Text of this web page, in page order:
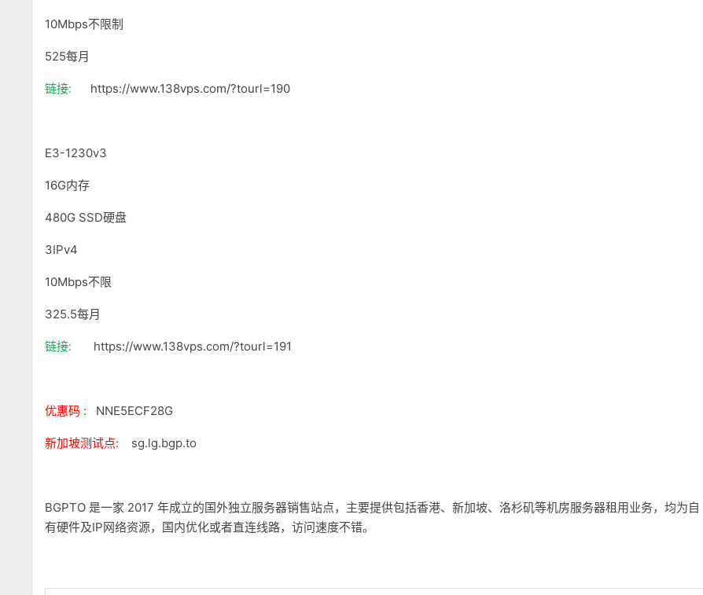
10Mbps不限制
525每月
链接: https://www.138vps.com/?tourl=190
E3-1230v3
16G内存
480G SSD硬盘
3IPv4
10Mbps不限
325.5每月
链接: https://www.138vps.com/?tourl=191
优惠码 : NNE5ECF28G
新加坡测试点: sg.lg.bgp.to
BGPTO 是一家 2017 年成立的国外独立服务器销售站点，主要提供包括香港、新加坡、洛杉矶等机房服务器租用业务，均为自
有硬件及IP网络资源，国内优化或者直连线路，访问速度不错。